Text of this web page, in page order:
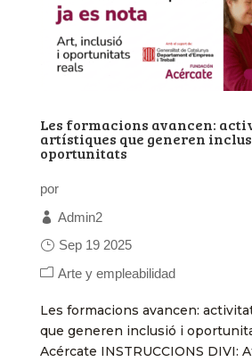
Les formacions avancen:
artístiques que generen
oportunitats
por
Admin2
Sep 19 2025
Arte y empleabilidad
Les formacions avancen:
que generen inclusió i
Acércate INSTRUCCIONS DIVI: